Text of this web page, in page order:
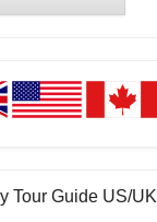
Tour Guide US/UK